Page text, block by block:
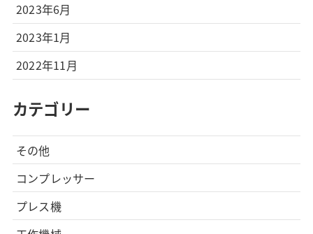
2023年6月
2023年1月
2022年11月
カテゴリー
その他
コンプレッサー
プレス機